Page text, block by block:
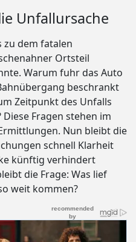
Unfallursache
zu dem fatalen
Ortsteil
Warum fuhr das Auto
beschrankt
Zeitpunkt des Unfalls
Fragen stehen im
Nun bleibt die
schnell Klarheit
künftig verhindert
die Frage: Was lief
weit kommen?